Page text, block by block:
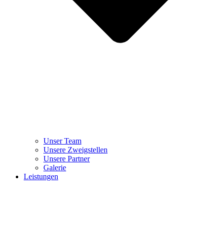
Unser Team
Unsere Zweigstellen
Unsere Partner
Galerie
Leistungen